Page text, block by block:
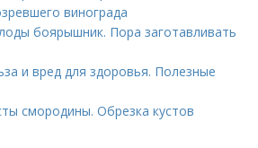
винограда
боярышник. Пора заготавливать
и вред для здоровья. Полезные
смородины. Обрезка кустов